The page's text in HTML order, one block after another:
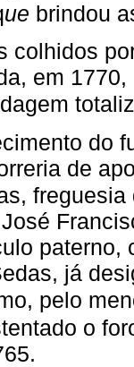
ue brindou
colhidos
em
do
de
paterno,
já
pelo
o